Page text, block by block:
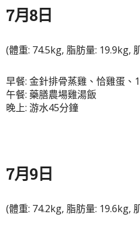
7月8日
(體重: 74.5kg, 脂肪量: 19.9kg,
早餐: 金針排骨蒸雞、恰雞蛋、
午餐: 藥膳農場雞湯飯
晚上: 游水45分鐘
7月9日
(體重: 74.2kg, 脂肪量: 19.6kg,